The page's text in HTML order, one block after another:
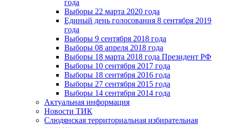
года
Выборы 22 марта 2020 года
Единый день голосования 8 сентября 2019
года
Выборы 9 сентября 2018 года
Выборы 08 апреля 2018 года
Выборы 18 марта 2018 года Президент РФ
Выборы 10 сентября 2017 года
Выборы 18 сентября 2016 года
Выборы 27 сентября 2015 года
Выборы 14 сентября 2014 года
Актуальная информация
Новости ТИК
Слюдянская территориальная избирательная